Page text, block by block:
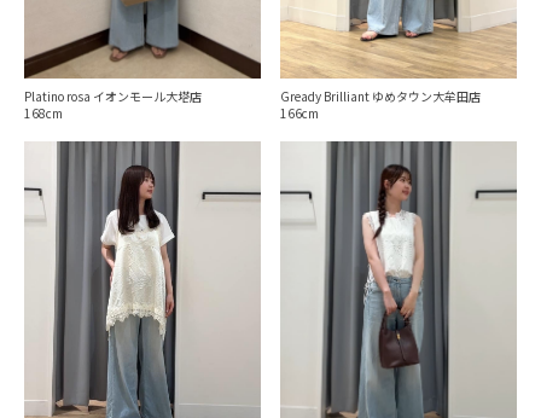
Platino rosa イオンモール大塔店
168
Gready Brilliant ゆめタウン大牟田店
166